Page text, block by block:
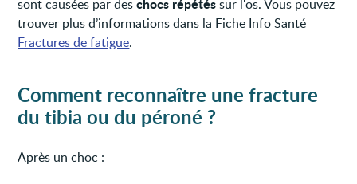
sont causées par des
sur l'os. Vous pouvez
trouver plus d’informations dans la Fiche Info Santé
Fractures de fatigue.
Comment reconnaître une fracture
du tibia ou du péroné ?
Après un choc :